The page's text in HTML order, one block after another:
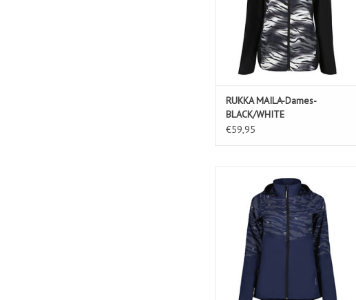
RUKKA MAILA-Dames-
BLACK/WHITE
€59,95
BLUE
TOEVOEGEN AAN WINKELWAGEN